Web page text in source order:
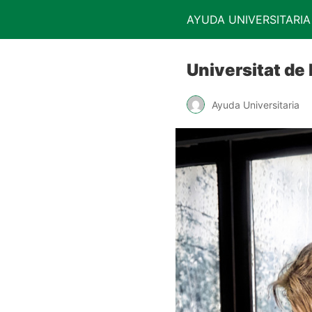
AYUDA UNIVERSITARIA
Universitat de
Ayuda Universitaria